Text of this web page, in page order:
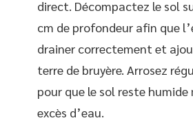
direct. Décompactez le sol
cm de profondeur afin que
drainer correctement et
terre de bruyère. Arrosez
pour que le sol reste humide
excès d’eau.